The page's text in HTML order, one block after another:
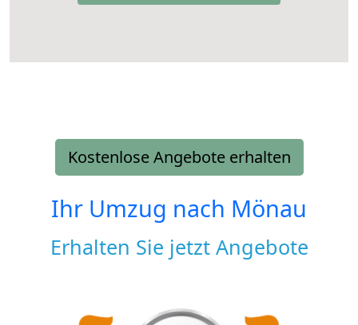
Kostenlose Angebote erhalten
Ihr Umzug nach Mönau
Erhalten Sie jetzt Angebote